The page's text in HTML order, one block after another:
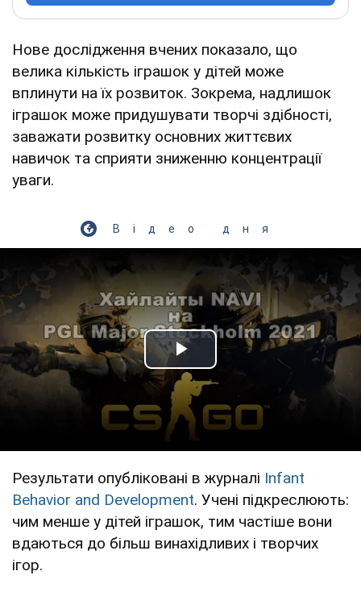
Нове дослідження вчених показало, що
велика кількість іграшок у дітей може
вплинути на їх розвиток. Зокрема, надлишок
іграшок може придушувати творчі здібності,
заважати розвитку основних життєвих
навичок та сприяти зниженню концентрації
уваги.
Відео дня
Play Video
Результати опубліковані в журналі Infant
Behavior and Development. Учені підкреслюють:
чим менше у дітей іграшок, тим частіше вони
вдаються до більш винахідливих і творчих
ігор.